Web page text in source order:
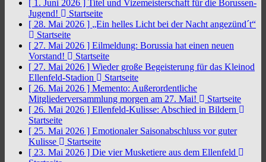
[ 1. Juni 2026 ] Titel und Vizemeisterschaft für die Borussen-
Jugend!
Startseite
[ 28. Mai 2026 ] „Ein helles Licht bei der Nacht angezünd´t“
Startseite
[ 27. Mai 2026 ] Eilmeldung: Borussia hat einen neuen
Vorstand!
Startseite
[ 27. Mai 2026 ] Wieder große Begeisterung für das Kleinod
Ellenfeld-Stadion
Startseite
[ 26. Mai 2026 ] Memento: Außerordentliche
Mitgliederversammlung morgen am 27. Mai!
Startseite
[ 26. Mai 2026 ] Ellenfeld-Kulisse: Abschied in Bildern
Startseite
[ 25. Mai 2026 ] Emotionaler Saisonabschluss vor guter
Kulisse
Startseite
[ 23. Mai 2026 ] Die vier Musketiere aus dem Ellenfeld